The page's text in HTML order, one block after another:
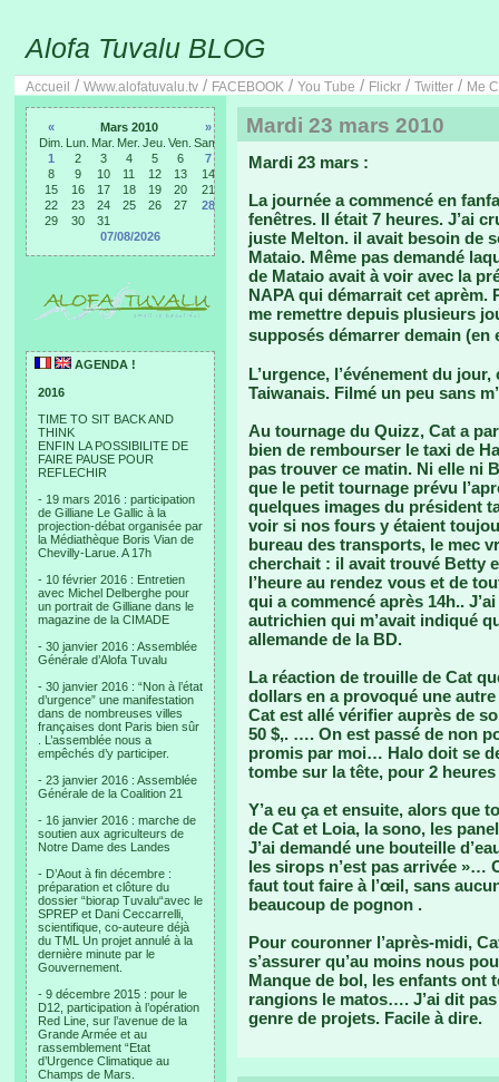
Alofa Tuvalu BLOG
Accueil / Www.alofatuvalu.tv / FACEBOOK / You Tube / Flickr / Twitter / Me
« Mars 2010
»
Dim. Lun. Mar. Mer. Jeu. Ven. Sam.
1
2 3 4 5 6
7
8
9 10 11 12 13
14
15
16 17 18 19 20
21
22
23 24 25 26 27
28
29
30
31
07/08/2026
AGENDA !
2016
TIME TO SIT BACK AND
THINK
ENFIN LA POSSIBILITE DE
FAIRE PAUSE POUR
REFLECHIR
- 19 mars 2016 : participation
de Gilliane Le Gallic à la
projection-débat organisée par
la Médiathèque Boris Vian de
Chevilly-Larue. A 17h
- 10 février 2016 : Entretien
avec Michel Delberghe pour
un portrait de Gilliane dans le
magazine de la CIMADE
- 30 janvier 2016 : Assemblée
Générale d’Alofa Tuvalu
- 30 janvier 2016 : “Non à l’état
d’urgence” une manifestation
dans de nombreuses villes
françaises dont Paris bien sûr
. L’assemblée nous a
empêchés d’y participer.
- 23 janvier 2016 : Assemblée
Générale de la Coalition 21
- 16 janvier 2016 : marche de
soutien aux agriculteurs de
Notre Dame des Landes
- D’Aout à fin décembre :
préparation et clôture du
dossier “biorap Tuvalu“avec le
SPREP et Dani Ceccarrelli,
scientifique, co-auteure déjà
du TML Un projet annulé à la
dernière minute par le
Gouvernement.
- 9 décembre 2015 : pour le
D12, participation à l’opération
Red Line, sur l’avenue de la
Grande Armée et au
rassemblement “Etat
d’Urgence Climatique au
Champs de Mars.
Mardi 23 mars 2010
Mardi 23 mars :
La journée a commencé en
fenêtres. Il était 7 heures. J’ai
juste Melton. il avait besoin de
Mataio. Même pas demandé
de Mataio avait à voir avec la
NAPA qui démarrait cet aprèm.
me remettre depuis plusieurs
supposés démarrer demain
L’urgence, l’événement du
Taiwanais. Filmé un peu sans
Au tournage du Quizz, Cat a
bien de rembourser le taxi de
pas trouver ce matin. Ni elle ni
que le petit tournage prévu
quelques images du président
voir si nos fours y étaient
bureau des transports, le mec
cherchait : il avait trouvé Betty
l’heure au rendez vous et de
qui a commencé après 14h..
autrichien qui m’avait indiqué
allemande de la BD.
La réaction de trouille de Cat
dollars en a provoqué une
Cat est allé vérifier auprès de
50 $,. …. On est passé de non
promis par moi… Halo doit se
tombe sur la tête, pour 2
Y’a eu ça et ensuite, alors que
de Cat et Loia, la sono, les
J’ai demandé une bouteille
les sirops n’est pas arrivée »…
faut tout faire à l’œil, sans
beaucoup de pognon .
Pour couronner l’après-midi,
s’assurer qu’au moins nous
Manque de bol, les enfants ont
rangions le matos…. J’ai dit
genre de projets. Facile à dire.